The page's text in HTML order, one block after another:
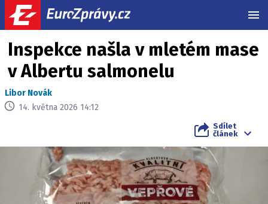
Inspekce našla v mletém mase
v Albertu salmonelu
Libor Novák
14. května 2026 14:12
Sdílet
článek